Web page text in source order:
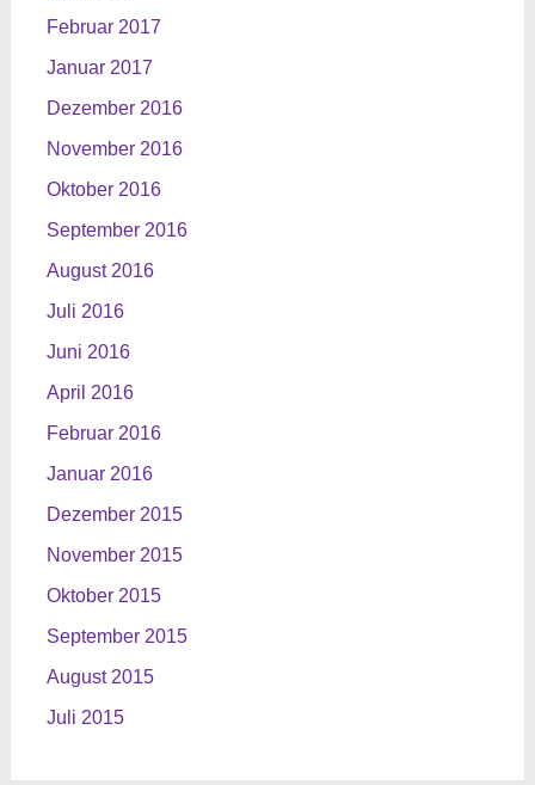
Februar 2017
Januar 2017
Dezember 2016
November 2016
Oktober 2016
September 2016
August 2016
Juli 2016
Juni 2016
April 2016
Februar 2016
Januar 2016
Dezember 2015
November 2015
Oktober 2015
September 2015
August 2015
Juli 2015